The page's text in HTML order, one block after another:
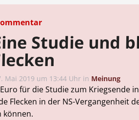
Studie und
Mai 2019 um 13:44 Uhr in Meinung
für die Studie zum Kriegsende
Flecken in der NS-Vergangenheit
können.